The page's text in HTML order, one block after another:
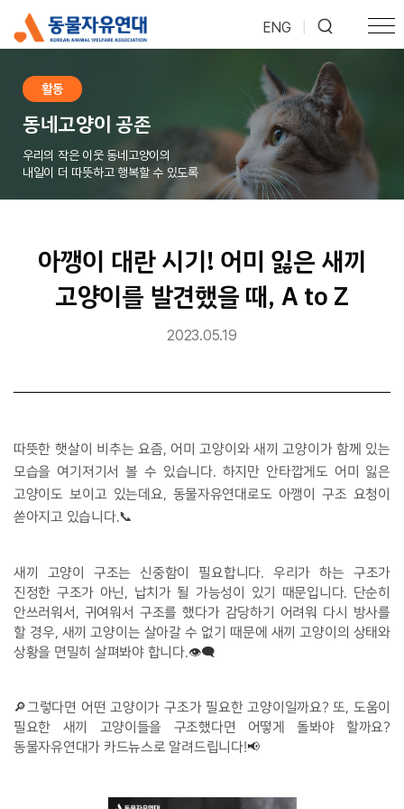
ENG
활동
동네고양이 공존
우리의 작은 이웃 동네고양이의
내일이 더 따뜻하고 행복할 수 있도록
아깽이 대란 시기! 어미 잃은 새끼
고양이를 발견했을 때, A to Z
2023.05.19
따뜻한 햇살이 비추는 요즘, 어미 고양이와 새끼 고양이가 함께 있는
모습을 여기저기서 볼 수 있습니다. 하지만 안타깝게도 어미 잃은
고양이도 보이고 있는데요, 동물자유연대로도 아깽이 구조 요청이
쏟아지고 있습니다.📞
새끼 고양이 구조는 신중함이 필요합니다. 우리가 하는 구조가
진정한 구조가 아닌, 납치가 될 가능성이 있기 때문입니다. 단순히
안쓰러워서, 귀여워서 구조를 했다가 감당하기 어려워 다시 방사를
할 경우, 새끼 고양이는 살아갈 수 없기 때문에 새끼 고양이의 상태와
상황을 면밀히 살펴봐야 합니다.👁‍🗨
🔎그렇다면 어떤 고양이가 구조가 필요한 고양이일까요? 또, 도움이
동물자유연대가 카드뉴스로 알려드립니다!📢